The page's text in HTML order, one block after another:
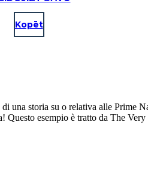
Kopēt
una storia su o relativa alle Prime
Questo esempio è tratto da The Very